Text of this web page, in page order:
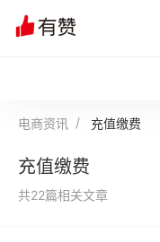
私域日历
电商资讯 充值缴费
充值缴费
共22篇相关文章